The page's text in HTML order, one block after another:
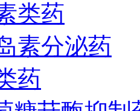
类药
素分泌药
药